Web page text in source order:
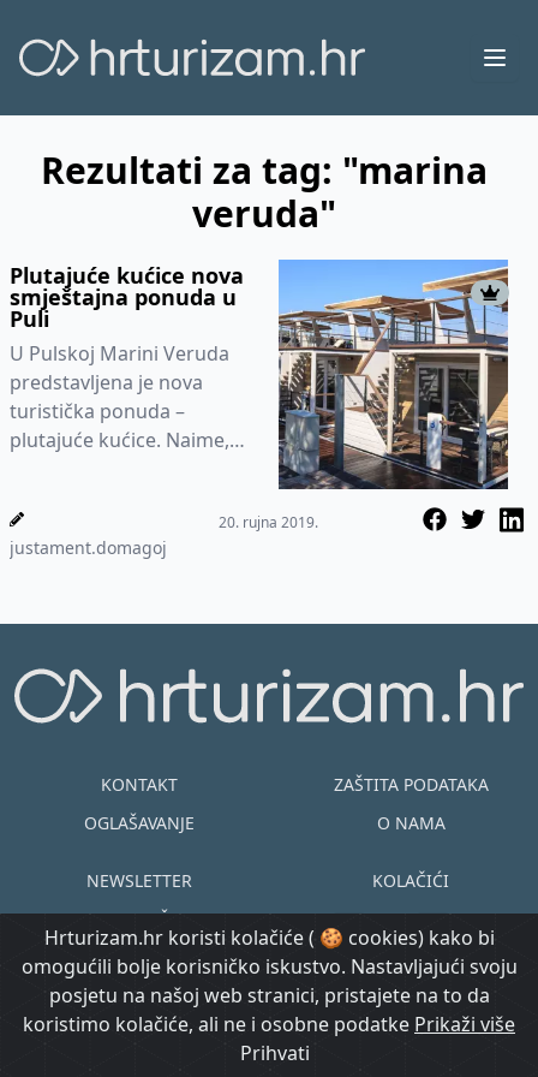
Rezultati za tag: "marina
veruda"
Plutajuće kućice nova
smještajna ponuda u
Puli
U Pulskoj Marini Veruda
predstavljena je nova
turistička ponuda –
plutajuće kućice. Naime,
omogućav...
justament.domagoj
20. rujna 2019.
Hrturizam.hr koristi kolačiće ( 🍪 cookies) kako bi
omogućili bolje korisničko iskustvo. Nastavljajući svoju
posjetu na našoj web stranici, pristajete na to da
koristimo kolačiće, ali ne i osobne podatke Prikaži više
Prihvati
KONTAKT
OGLAŠAVANJE
ZAŠTITA PODATAKA
O NAMA
NEWSLETTER
UVJETI KORIŠTENJA
KOLAČIĆI
EN HR
© Copyright
2015.-2026.
@ Created by
Morgan Code
Prijavi se